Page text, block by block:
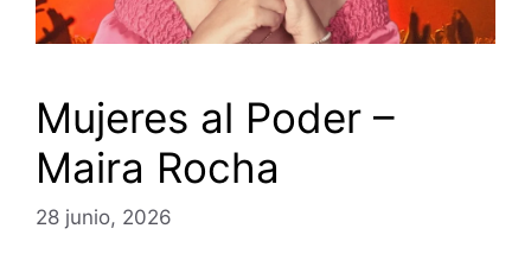
Mujeres al Poder –
Maira Rocha
28 junio, 2026